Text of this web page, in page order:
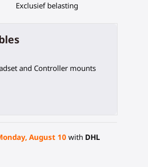
Exclusief belasting
and Controller mounts
August 10 with DHL